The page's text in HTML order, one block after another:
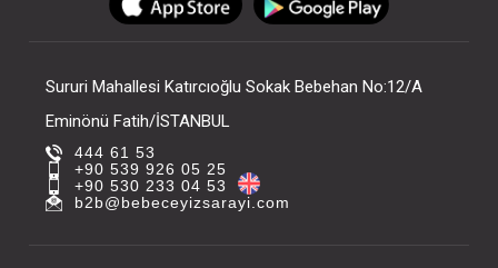
Sururi Mahallesi Katırcıoğlu Sokak Bebehan No:12/A
Eminönü Fatih/İSTANBUL
444 61 53
+90 539 926 05 25
+90 530 233 04 53
b2b@bebeceyizsarayi.com